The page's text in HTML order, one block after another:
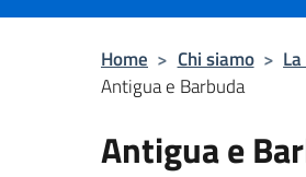
Home > Chi siamo >
Antigua e Barbuda
Antigua e